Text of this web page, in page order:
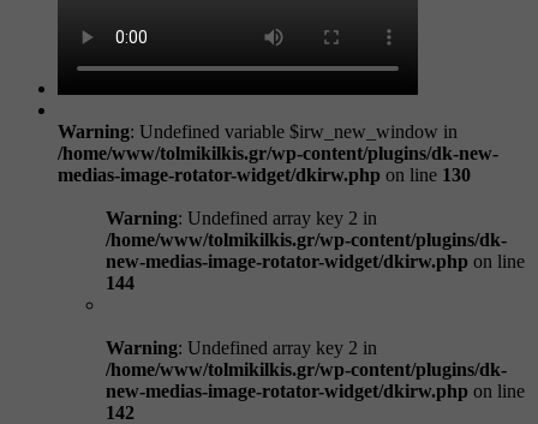
Warning: Undefined variable $irw_new_window in
/home/www/tolmikilkis.gr/wp-content/plugins/dk-new-
medias-image-rotator-widget/dkirw.php on line 130
Warning: Undefined array key 2 in
/home/www/tolmikilkis.gr/wp-content/plugins/dk-
new-medias-image-rotator-widget/dkirw.php on line
144
Warning: Undefined array key 2 in
/home/www/tolmikilkis.gr/wp-content/plugins/dk-
new-medias-image-rotator-widget/dkirw.php on line
142